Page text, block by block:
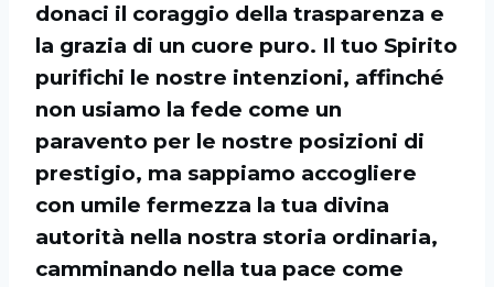
donaci il coraggio della trasparenza e
la grazia di un cuore puro. Il tuo Spirito
purifichi le nostre intenzioni, affinché
non usiamo la fede come un
paravento per le nostre posizioni di
prestigio, ma sappiamo accogliere
con umile fermezza la tua divina
autorità nella nostra storia ordinaria,
camminando nella tua pace come